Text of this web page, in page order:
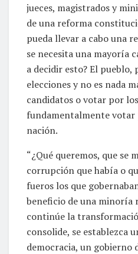
jueces, magistrados y
de una reforma
pueda llevar a cabo una
se necesita una mayoría
a decidir esto? El pueblo,
elecciones y no es nada
candidatos o votar por
fundamentalmente
nación.
“¿Qué queremos, que se
corrupción que había o
fueros los que
beneficio de una minoría
continúe la
consolide, se establezca
democracia, un gobierno